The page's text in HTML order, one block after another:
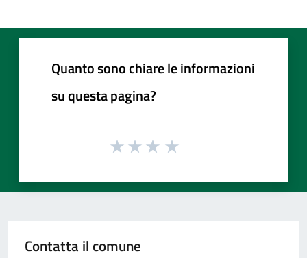
Quanto sono chiare le informazioni
su questa pagina?
Contatta il comune